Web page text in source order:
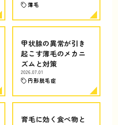
薄毛
甲状腺の異常が引き
起こす薄毛のメカニ
ズムと対策
2026.07.01
円形脱毛症
育毛に効く食べ物と